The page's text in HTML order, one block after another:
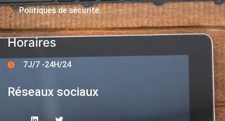
Politiques de sécurité
Horaires
7J/7 -24H/24
Réseaux sociaux